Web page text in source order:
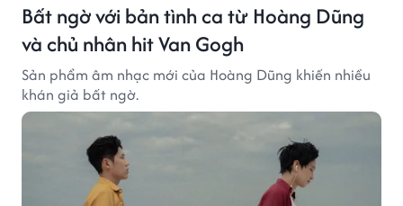
Bất ngờ với bản tình ca từ Hoàng Dũng
và chủ nhân hit Van Gogh
Sản phẩm âm nhạc mới của Hoàng Dũng khiến nhiều
khán giả bất ngờ.